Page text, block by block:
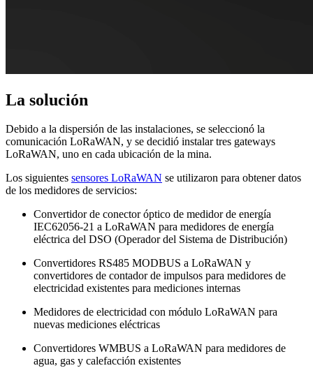
La solución
Debido a la dispersión de las instalaciones, se seleccionó la
comunicación LoRaWAN, y se decidió instalar tres gateways
LoRaWAN, uno en cada ubicación de la mina.
Los siguientes sensores LoRaWAN se utilizaron para obtener datos
de los medidores de servicios:
Convertidor de conector óptico de medidor de energía
IEC62056-21 a LoRaWAN para medidores de energía
eléctrica del DSO (Operador del Sistema de Distribución)
Convertidores RS485 MODBUS a LoRaWAN y
convertidores de contador de impulsos para medidores de
electricidad existentes para mediciones internas
Medidores de electricidad con módulo LoRaWAN para
nuevas mediciones eléctricas
Convertidores WMBUS a LoRaWAN para medidores de
agua, gas y calefacción existentes